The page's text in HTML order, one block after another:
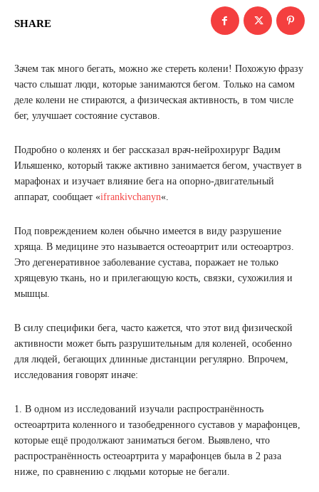
SHARE
Зачем так много бегать, можно же стереть колени! Похожую фразу
часто слышат люди, которые занимаются бегом. Только на самом
деле колени не стираются, а физическая активность, в том числе
бег, улучшает состояние суставов.
Подробно о коленях и бег рассказал врач-нейрохирург Вадим
Ильяшенко, который также активно занимается бегом, участвует в
марафонах и изучает влияние бега на опорно-двигательный
аппарат, сообщает «ifrankivchanyn«.
Под повреждением колен обычно имеется в виду разрушение
хряща. В медицине это называется остеоартрит или остеоартроз.
Это дегенеративное заболевание сустава, поражает не только
хрящевую ткань, но и прилегающую кость, связки, сухожилия и
мышцы.
В силу специфики бега, часто кажется, что этот вид физической
активности может быть разрушительным для коленей, особенно
для людей, бегающих длинные дистанции регулярно. Впрочем,
исследования говорят иначе:
1. В одном из исследований изучали распространённость
остеоартрита коленного и тазобедренного суставов у марафонцев,
которые ещё продолжают заниматься бегом. Выявлено, что
распространённость остеоартрита у марафонцев была в 2 раза
ниже, по сравнению с людьми которые не бегали.